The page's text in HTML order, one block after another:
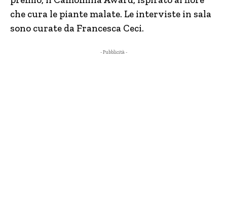
che cura le piante malate. Le interviste in sala
sono curate da Francesca Ceci.
- Pubblicità -